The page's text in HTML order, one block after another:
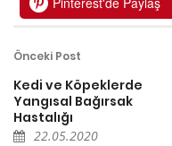
Önceki Post
Kedi ve Köpeklerde
Yangısal Bağırsak
Hastalığı
22.05.2020